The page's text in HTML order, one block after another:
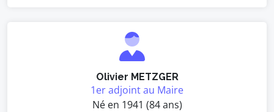
Olivier METZGER
1er adjoint au Maire
Né en 1941 (84 ans)